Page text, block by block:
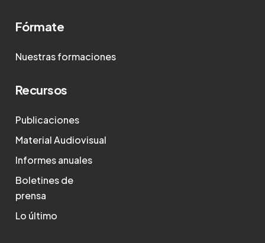
Fórmate
Nuestras formaciones
Recursos
Publicaciones
Material Audiovisual
Informes anuales
Boletines de
prensa
Lo último